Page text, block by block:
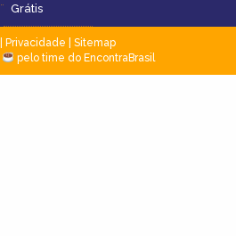
Grátis
Privacidade
Sitemap
pelo time do EncontraBrasil